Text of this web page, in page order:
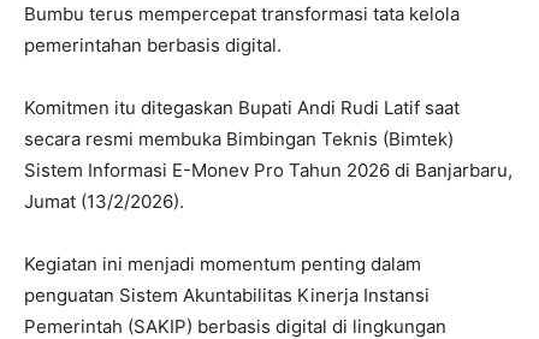
Bumbu terus mempercepat transformasi tata kelola
pemerintahan berbasis digital.
Komitmen itu ditegaskan Bupati Andi Rudi Latif saat
secara resmi membuka Bimbingan Teknis (Bimtek)
Sistem Informasi E-Monev Pro Tahun 2026 di Banjarbaru,
Jumat (13/2/2026).
Kegiatan ini menjadi momentum penting dalam
penguatan Sistem Akuntabilitas Kinerja Instansi
Pemerintah (SAKIP) berbasis digital di lingkungan